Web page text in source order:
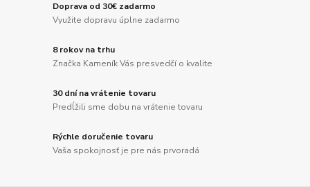
Doprava od 30€ zadarmo
Využite dopravu úplne zadarmo
8 rokov na trhu
Značka Kameník Vás presvedčí o kvalite
30 dní na vrátenie tovaru
Predĺžili sme dobu na vrátenie tovaru
Rýchle doručenie tovaru
Vaša spokojnosť je pre nás prvoradá